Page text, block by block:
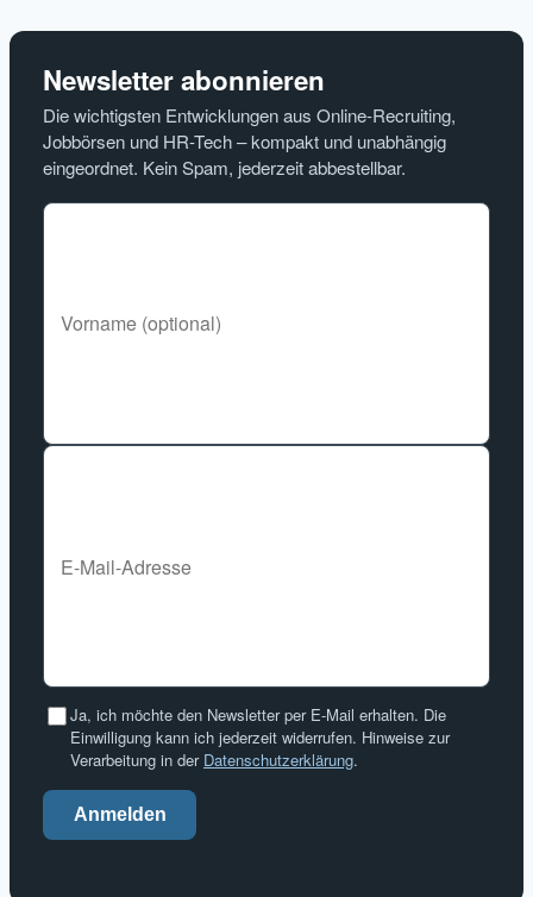
Newsletter abonnieren
Die wichtigsten Entwicklungen aus Online-Recruiting,
Jobbörsen und HR-Tech – kompakt und unabhängig
eingeordnet. Kein Spam, jederzeit abbestellbar.
Ja, ich möchte den Newsletter per E-Mail erhalten. Die
Einwilligung kann ich jederzeit widerrufen. Hinweise zur
Verarbeitung in der Datenschutzerklärung.
Anmelden